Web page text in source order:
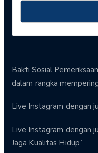
Bakti Sosial
dalam rangka
Live Instagram dengan
Live Instagram dengan
Jaga Kualitas Hidup”